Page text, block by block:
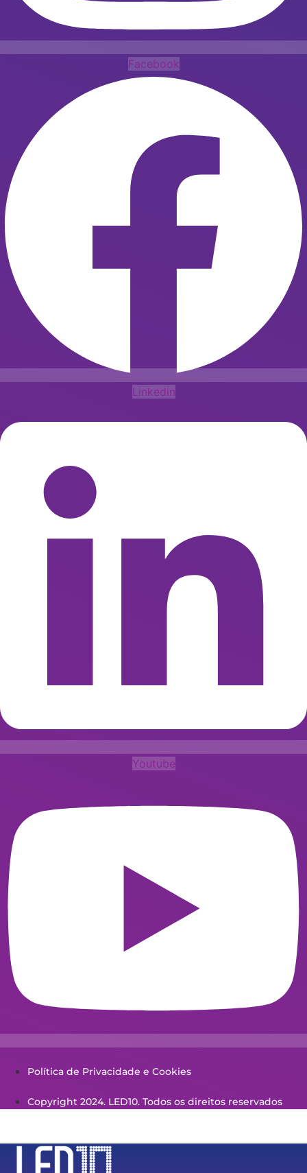
Facebook
Linkedin
Youtube
Política de Privacidade e Cookies
Copyright 2024. LED10. Todos os direitos reservados